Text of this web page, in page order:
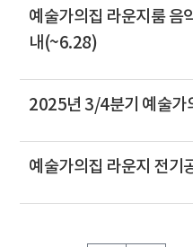
예술가의집 라운지룸 음
내(~6.28)
2025년 3/4분기 예술가
예술가의집 라운지 전